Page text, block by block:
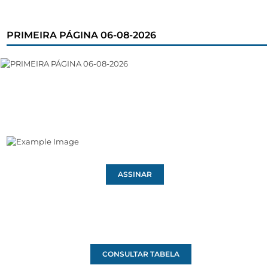
PRIMEIRA PÁGINA 06-08-2026
ASSINAR
CONSULTAR TABELA